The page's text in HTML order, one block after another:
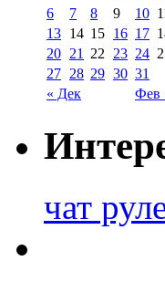
« Дек Фев
6
7 8 9 10
13 14 15 16 17
20 21 22 23 24
27 28 29 30 31
чат